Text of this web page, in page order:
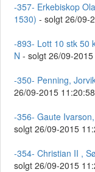
-357- Erkebiskop
1530) - solgt 26/09-
-893- Lott 10 stk 50
N - solgt 26/09-
-350- Penning,
26/09-2015 11:20:58
-356- Gaute
solgt 26/09-2015
-354- Christian II ,
solgt 26/09-2015